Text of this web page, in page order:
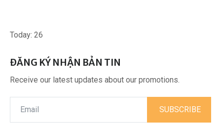
Today: 26
ĐĂNG KÝ NHẬN BẢN TIN
Receive our latest updates about our promotions.
SUBSCRIBE